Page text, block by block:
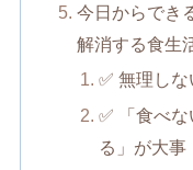
今日からでき
解消する食生
✅ 無理し
✅ 「食べ
る」が大事